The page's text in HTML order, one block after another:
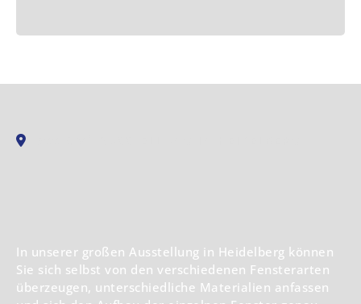
In unserer großen Ausstellung in Heidelberg können
Sie sich selbst von den verschiedenen Fensterarten
überzeugen, unterschiedliche Materialien anfassen